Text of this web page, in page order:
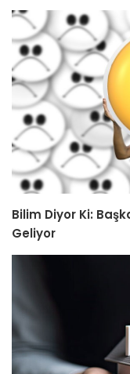
Bilim Diyor Ki:
Geliyor